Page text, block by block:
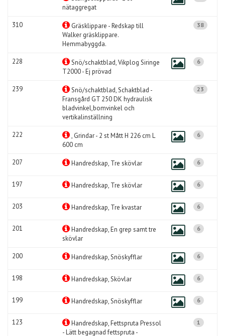
nätaggregat
310
Gräsklippare - Redskap till
Walker gräsklippare.
Hemmabyggda.
38
228
Snö/schaktblad, Vikplog Siringe
T2000 - Ej prövad
6
239
Snö/schaktblad, Schaktblad -
Fransgård GT 250 DK hydraulisk
bladvinkel,bomvinkel och
vertikalinställning
23
222
, Grindar - 2 st Mått H 226 cm L
600 cm
6
207 Handredskap, Tre skövlar 6
197 Handredskap, Tre skövlar 6
203 Handredskap, Tre kvastar 6
201
Handredskap, En grep samt tre
skövlar
6
200 Handredskap, Snöskyfflar 6
198 Handredskap, Skövlar 6
199 Handredskap, Snöskyfflar 6
123
Handredskap, Fettspruta Pressol
- Lätt begagnad fettspruta -
1